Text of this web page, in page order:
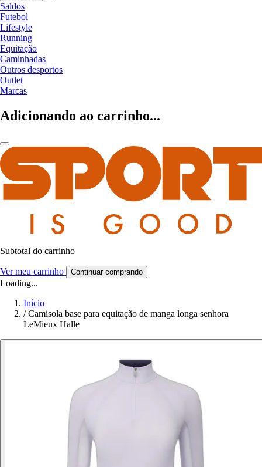
Saldos
Futebol
Lifestyle
Running
Equitação
Caminhadas
Outros desportos
Outlet
Marcas
Adicionando ao carrinho...
Subtotal do carrinho
Ver meu carrinho Continuar comprando
Loading...
Início
/ Camisola base para equitação de manga longa senhora
LeMieux Halle